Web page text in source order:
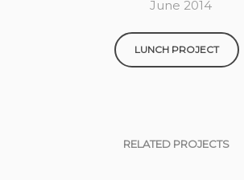
June 2014
LUNCH PROJECT
RELATED PROJECTS